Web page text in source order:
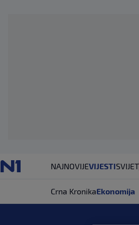
NAJNOVIJEVIJESTISVIJET
Crna KronikaEkonomija